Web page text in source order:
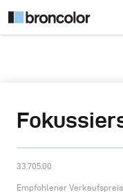
33.705.00
Empfohlener